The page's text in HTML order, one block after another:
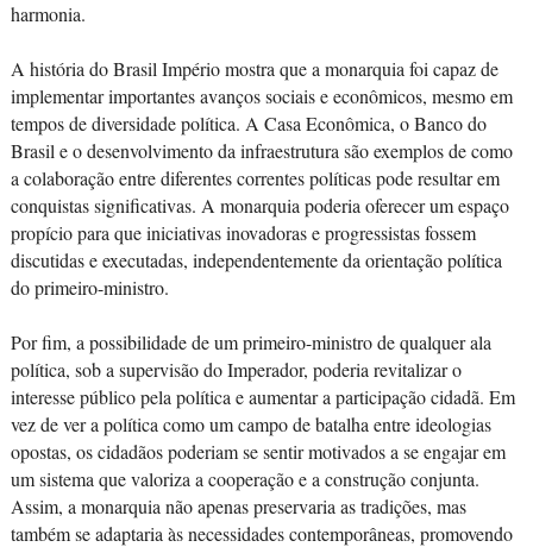
harmonia.
A história do Brasil Império mostra que a monarquia foi capaz de
implementar importantes avanços sociais e econômicos, mesmo em
tempos de diversidade política. A Casa Econômica, o Banco do
Brasil e o desenvolvimento da infraestrutura são exemplos de como
a colaboração entre diferentes correntes políticas pode resultar em
conquistas significativas. A monarquia poderia oferecer um espaço
propício para que iniciativas inovadoras e progressistas fossem
discutidas e executadas, independentemente da orientação política
do primeiro-ministro.
Por fim, a possibilidade de um primeiro-ministro de qualquer ala
política, sob a supervisão do Imperador, poderia revitalizar o
interesse público pela política e aumentar a participação cidadã. Em
vez de ver a política como um campo de batalha entre ideologias
opostas, os cidadãos poderiam se sentir motivados a se engajar em
um sistema que valoriza a cooperação e a construção conjunta.
Assim, a monarquia não apenas preservaria as tradições, mas
também se adaptaria às necessidades contemporâneas, promovendo